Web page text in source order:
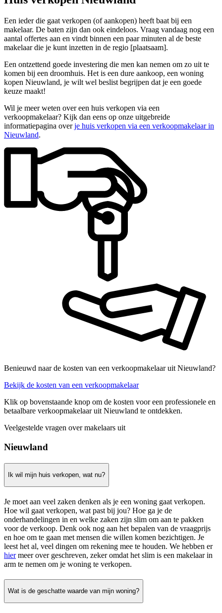
Een ieder die gaat verkopen (of aankopen) heeft baat bij een
makelaar. De baten zijn dan ook eindeloos. Vraag vandaag nog een
aantal offertes aan en vindt binnen een paar minuten al de beste
makelaar die je kunt inzetten in de regio [plaatsaam].
Een ontzettend goede investering die men kan nemen om zo uit te
komen bij een droomhuis. Het is een dure aankoop, een woning
kopen Nieuwland, je wilt wel beslist begrijpen dat je een goede
keuze maakt!
Wil je meer weten over een huis verkopen via een
verkoopmakelaar? Kijk dan eens op onze uitgebreide
informatiepagina overje huis verkopen via een verkoopmakelaar in
Nieuwland.
Benieuwd naar de kosten van een verkoopmakelaar uit Nieuwland?
Bekijk de kosten van een verkoopmakelaar
Klik op bovenstaande knop om de kosten voor een professionele en
betaalbare verkoopmakelaar uit Nieuwland te ontdekken.
Veelgestelde vragen over makelaars uit
Nieuwland
Ik wil mijn huis verkopen, wat nu?
Je moet aan veel zaken denken als je een woning gaat verkopen.
Hoe wil gaat verkopen, wat past bij jou? Hoe ga je de
onderhandelingen in en welke zaken zijn slim om aan te pakken
voor de verkoop. Denk ook nog aan het bepalen van de vraagprijs
en hoe om te gaan met mensen die willen komen bezichtigen. Je
leest het al, veel dingen om rekening mee te houden. We hebben er
hiermeer over geschreven, zeker omdat het slim is een makelaar in
arm te nemen om je woning te verkopen.
Wat is de geschatte waarde van mijn woning?